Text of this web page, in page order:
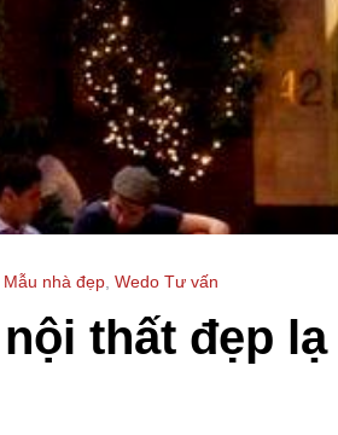
Mẫu nhà đẹp Wedo Tư vấn
thất đẹp